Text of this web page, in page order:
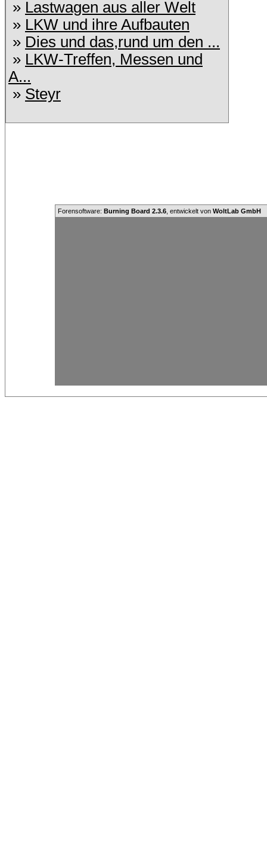
» Lastwagen aus aller Welt
» LKW und ihre Aufbauten
» Dies und das,rund um den ...
» LKW-Treffen, Messen und
A...
» Steyr
Forensoftware: Burning Board 2.3.6, entwickelt von WoltLab GmbH